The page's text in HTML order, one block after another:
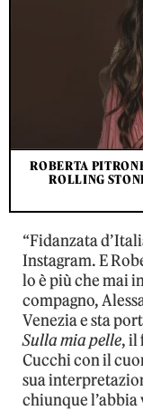
ROBERTA
ROLLING
“Fidanzata
Instagram. E
lo è più che mai
compagno,
Venezia e sta
Sulla mia pelle, il
Cucchi con il
sua
chiunque l’abbia